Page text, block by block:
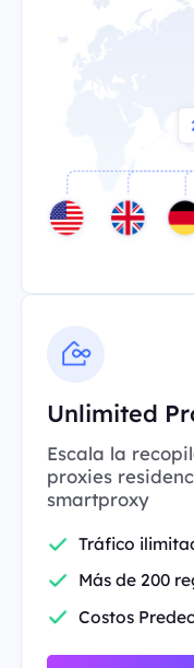
Unlimited
Escala la
proxies
smartproxy
Tráfico
Más de 200
Costos